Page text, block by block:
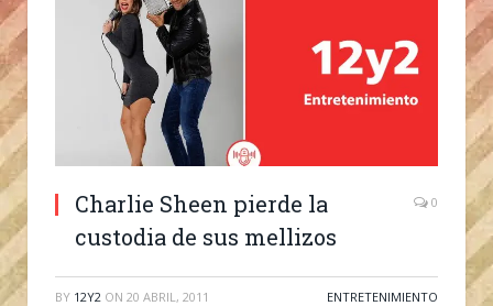
Charlie Sheen pierde la
custodia de sus mellizos
0
BY 12Y2 ON 20 ABRIL, 2011 ENTRETENIMIENTO